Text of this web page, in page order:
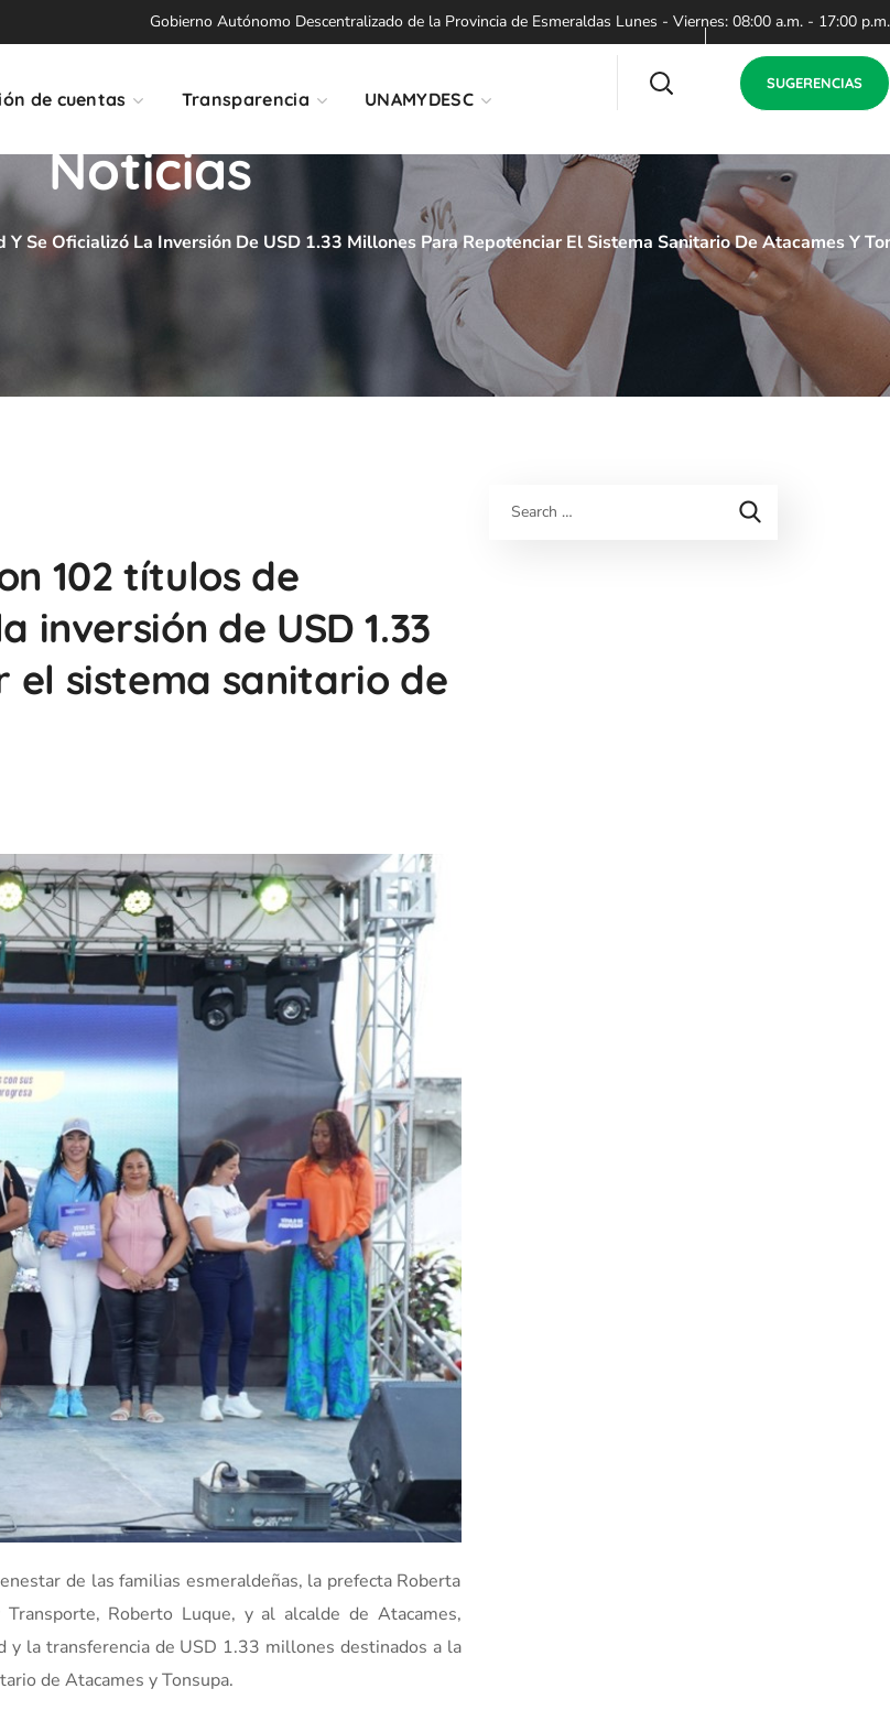
Gobierno Autónomo Descentralizado de la Provincia de Esmeraldas Lunes - Viernes: 08:00 a.m. - 17:00 p.m.
de cuentas Transparencia UNAMYDESC
SUGERENCIAS
Noticias
Se Oficializó La Inversión De USD 1.33 Millones Para Repotenciar El Sistema Sanitario De Atacames Y
102 títulos de
de USD 1.33
sistema sanitario de
de las familias esmeraldeñas, la prefecta Roberta
Roberto Luque, y al alcalde de Atacames,
la transferencia de USD 1.33 millones destinados a la
de Atacames y Tonsupa.